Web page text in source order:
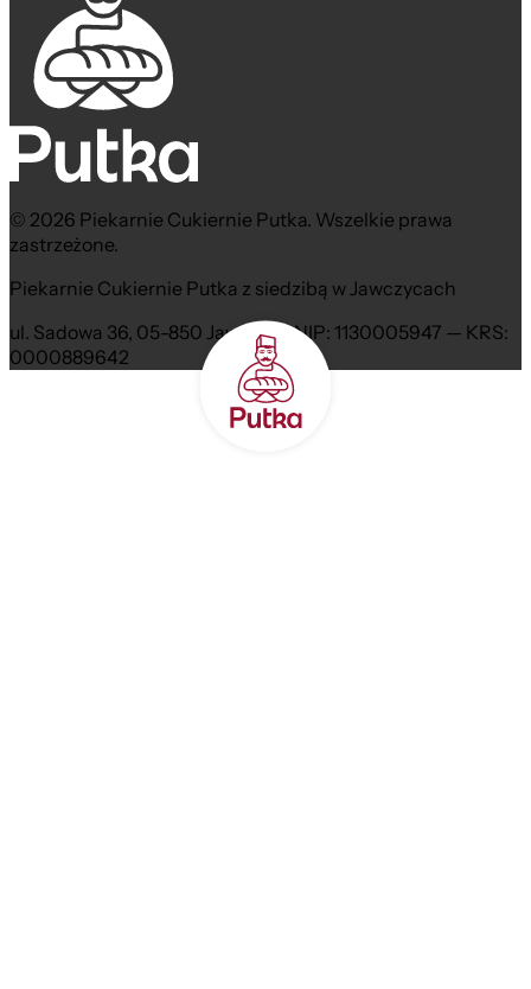
© 2026 Piekarnie Cukiernie Putka. Wszelkie prawa
zastrzeżone.
Piekarnie Cukiernie Putka z siedzibą w Jawczycach
ul. Sadowa 36, 05-850 Jawczyce NIP: 1130005947 — KRS:
0000889642